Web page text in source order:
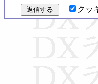
クッ